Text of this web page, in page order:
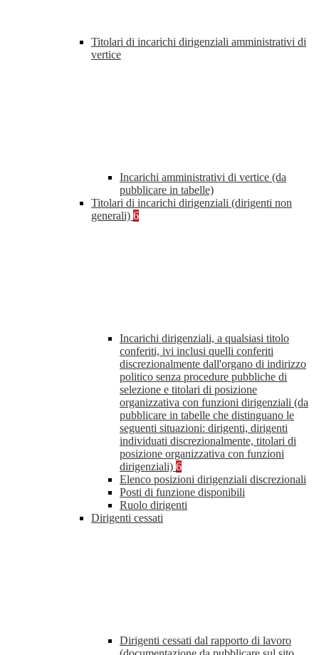
Titolari di incarichi dirigenziali amministrativi di
vertice
Incarichi amministrativi di vertice (da
pubblicare in tabelle)
Titolari di incarichi dirigenziali (dirigenti non
generali) 6
Incarichi dirigenziali, a qualsiasi titolo
conferiti, ivi inclusi quelli conferiti
discrezionalmente dall'organo di indirizzo
politico senza procedure pubbliche di
selezione e titolari di posizione
organizzativa con funzioni dirigenziali (da
pubblicare in tabelle che distinguano le
seguenti situazioni: dirigenti, dirigenti
individuati discrezionalmente, titolari di
posizione organizzativa con funzioni
dirigenziali) 6
Elenco posizioni dirigenziali discrezionali
Posti di funzione disponibili
Ruolo dirigenti
Dirigenti cessati
Dirigenti cessati dal rapporto di lavoro